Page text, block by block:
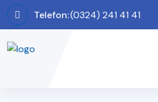
Telefon:(0324) 241 41 41